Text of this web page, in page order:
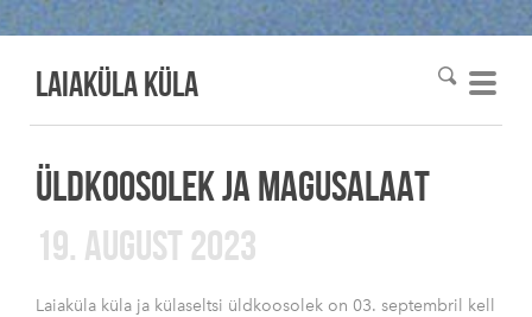
Laiaküla KÜLA
ÜLDKOOSOLEK JA MAGUSALAAT
19. AUGUST 2023
Laiaküla küla ja külaseltsi üldkoosolek on 03. septembril kell